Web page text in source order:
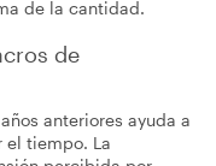
de la cantidad.
de
anteriores ayuda a
el tiempo. La